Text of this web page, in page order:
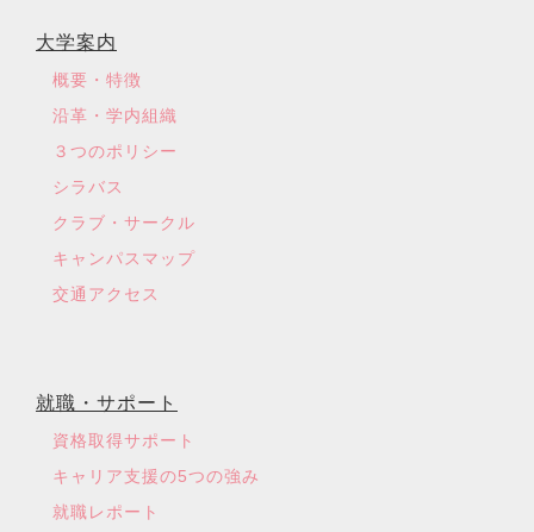
大学案内
概要・特徴
沿革・学内組織
３つのポリシー
シラバス
クラブ・サークル
キャンパスマップ
交通アクセス
就職・サポート
資格取得サポート
キャリア支援の5つの強み
就職レポート